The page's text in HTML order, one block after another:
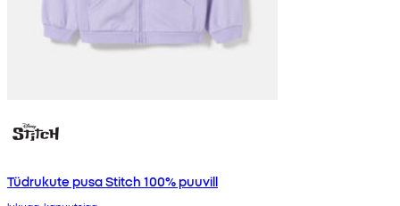
Tüdrukute pusa Stitch 100% puuvill